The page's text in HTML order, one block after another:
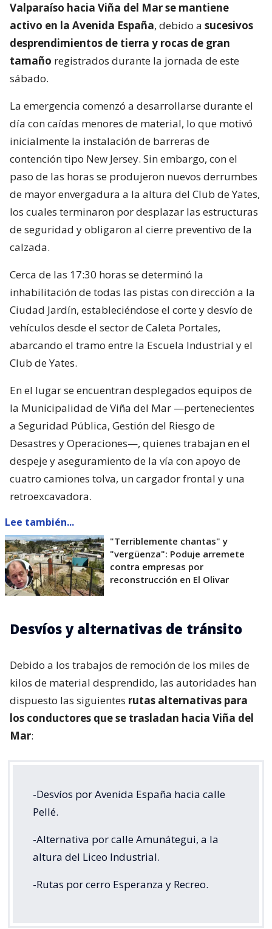
Valparaíso hacia Viña del Mar se mantiene
activo en la Avenida España, debido a sucesivos
desprendimientos de tierra y rocas de gran
tamaño registrados durante la jornada de este
sábado.
La emergencia comenzó a desarrollarse durante el
día con caídas menores de material, lo que motivó
inicialmente la instalación de barreras de
contención tipo New Jersey. Sin embargo, con el
paso de las horas se produjeron nuevos derrumbes
de mayor envergadura a la altura del Club de Yates,
los cuales terminaron por desplazar las estructuras
de seguridad y obligaron al cierre preventivo de la
calzada.
Cerca de las 17:30 horas se determinó la
inhabilitación de todas las pistas con dirección a la
Ciudad Jardín, estableciéndose el corte y desvío de
vehículos desde el sector de Caleta Portales,
abarcando el tramo entre la Escuela Industrial y el
Club de Yates.
En el lugar se encuentran desplegados equipos de
la Municipalidad de Viña del Mar —pertenecientes
a Seguridad Pública, Gestión del Riesgo de
Desastres y Operaciones—, quienes trabajan en el
despeje y aseguramiento de la vía con apoyo de
cuatro camiones tolva, un cargador frontal y una
retroexcavadora.
Lee también...
"Terriblemente chantas" y
"vergüenza": Poduje arremete
contra empresas por
reconstrucción en El Olivar
Desvíos y alternativas de tránsito
Debido a los trabajos de remoción de los miles de
kilos de material desprendido, las autoridades han
dispuesto las siguientes rutas alternativas para
los conductores que se trasladan hacia Viña del
Mar:
-Desvíos por Avenida España hacia calle
Pellé.
-Alternativa por calle Amunátegui, a la
altura del Liceo Industrial.
-Rutas por cerro Esperanza y Recreo.